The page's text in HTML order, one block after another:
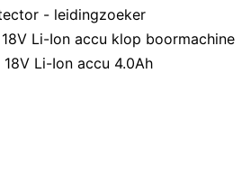
- leidingzoeker
18V Li-Ion accu klop boormachine
18V Li-Ion accu 4.0Ah